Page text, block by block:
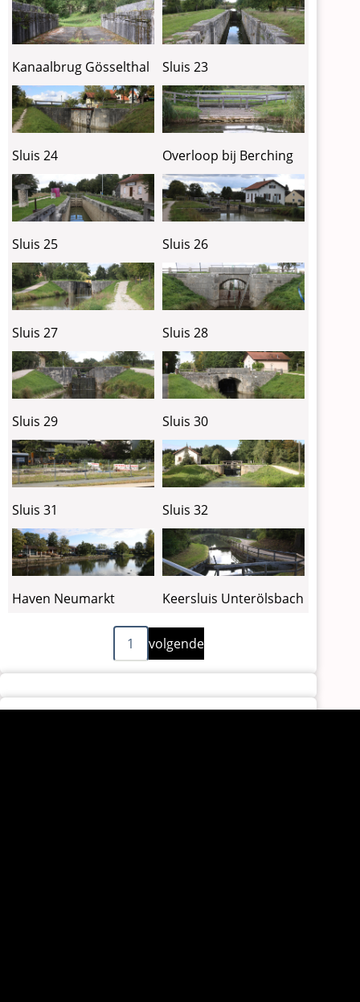
Kanaalbrug Gösselthal Sluis 23
Sluis 24 Overloop bij Berching
Sluis 25 Sluis 26
Sluis 27 Sluis 28
Sluis 29 Sluis 30
Sluis 31 Sluis 32
Haven Neumarkt Keersluis Unterölsbach
1
Volgende
pagina
volgende